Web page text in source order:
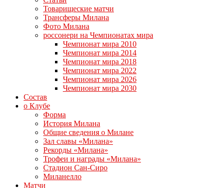
Товарищеские матчи
Трансферы Милана
Фото Милана
россонери на Чемпионатах мира
Чемпионат мира 2010
Чемпионат мира 2014
Чемпионат мира 2018
Чемпионат мира 2022
Чемпионат мира 2026
Чемпионат мира 2030
Состав
о Клубе
Форма
История Милана
Общие сведения о Милане
Зал славы «Милана»
Рекорды «Милана»
Трофеи и награды «Милана»
Стадион Сан-Сиро
Миланелло
Матчи